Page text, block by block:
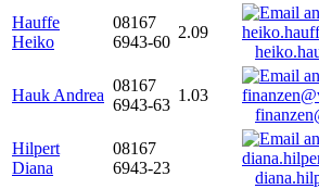
Hauffe
Heiko
08167
6943-60
2.09
Hauk Andrea
08167
6943-63
1.03
Hilpert
Diana
08167
6943-23